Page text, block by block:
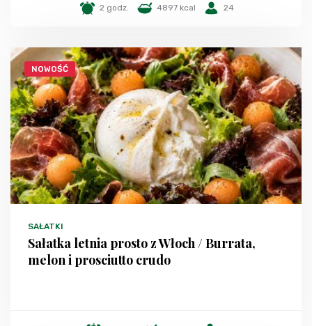
2 godz. 4897 kcal 24
NOWOŚĆ
SAŁATKI
Sałatka letnia prosto z Włoch / Burrata,
melon i prosciutto crudo